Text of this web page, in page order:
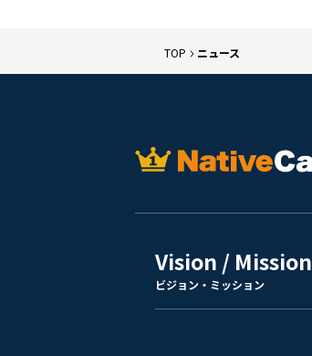
TOP ニュース
Vision / Mission
ビジョン・ミッション